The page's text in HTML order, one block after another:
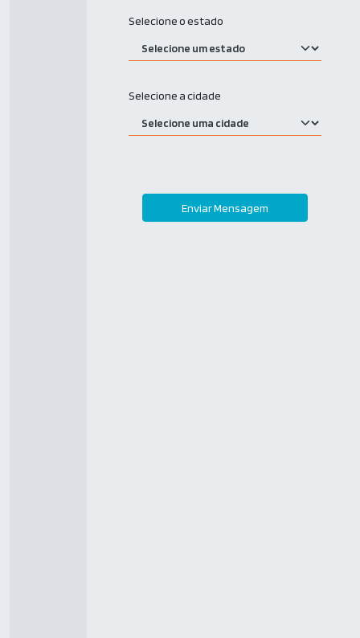
Selecione o estado
Selecione a cidade
Enviar Mensagem